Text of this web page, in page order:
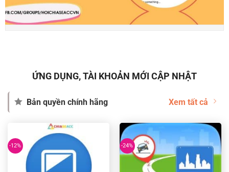
ỨNG DỤNG, TÀI KHOẢN MỚI CẬP NHẬT
Bản quyền chính hãng Xem tất cả
-12% -24%